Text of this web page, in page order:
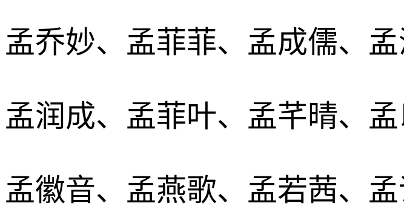
孟乔妙、孟菲菲、孟成儒、
孟润成、孟菲叶、孟芊晴、
孟徽音、孟燕歌、孟若茜、